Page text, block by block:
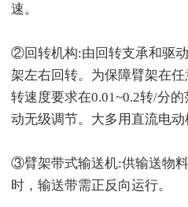
速。
②回转机构:由回转支承和驱
架左右回转。为保障臂架在
转速度要求在0.01~0.2转/分
动无级调节。大多用直流电动
③臂架带式输送机:供输送物
时，输送带需正反向运行。